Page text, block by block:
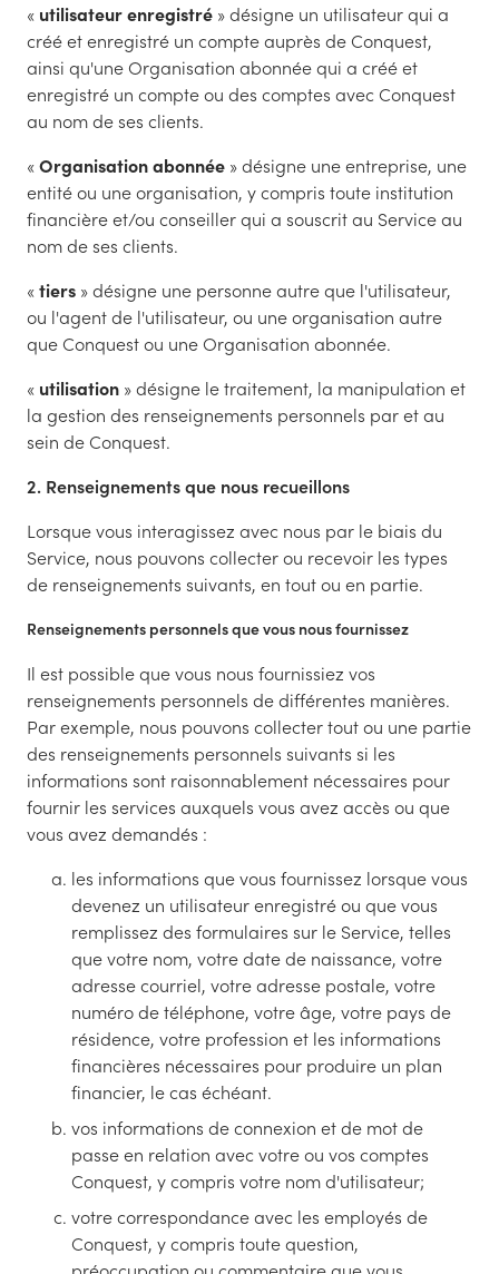
« utilisateur enregistré » désigne un utilisateur qui a
créé et enregistré un compte auprès de Conquest,
ainsi qu'une Organisation abonnée qui a créé et
enregistré un compte ou des comptes avec Conquest
au nom de ses clients.
«Organisation abonnée » désigne une entreprise, une
entité ou une organisation, y compris toute institution
financière et/ou conseiller qui a souscrit au Service au
nom de ses clients.
«tiers » désigne une personne autre que l'utilisateur,
ou l'agent de l'utilisateur, ou une organisation autre
que Conquest ou une Organisation abonnée.
« utilisation » désigne le traitement, la manipulation et
la gestion des renseignements personnels par et au
sein de Conquest.
2. Renseignements que nous recueillons
Lorsque vous interagissez avec nous par le biais du
Service, nous pouvons collecter ou recevoir les types
de renseignements suivants, en tout ou en partie.
Renseignements personnels que vous nous fournissez
Il est possible que vous nous fournissiez vos
renseignements personnels de différentes manières.
Par exemple, nous pouvons collecter tout ou une partie
des renseignements personnels suivants si les
informations sont raisonnablement nécessaires pour
fournir les services auxquels vous avez accès ou que
vous avez demandés :
les informations que vous fournissez lorsque vous
devenez un utilisateur enregistré ou que vous
remplissez des formulaires sur le Service, telles
que votre nom, votre date de naissance, votre
adresse courriel, votre adresse postale, votre
numéro de téléphone, votre âge, votre pays de
résidence, votre profession et les informations
financières nécessaires pour produire un plan
financier, le cas échéant.
vos informations de connexion et de mot de
passe en relation avec votre ou vos comptes
Conquest, y compris votre nom d'utilisateur;
votre correspondance avec les employés de
Conquest, y compris toute question,